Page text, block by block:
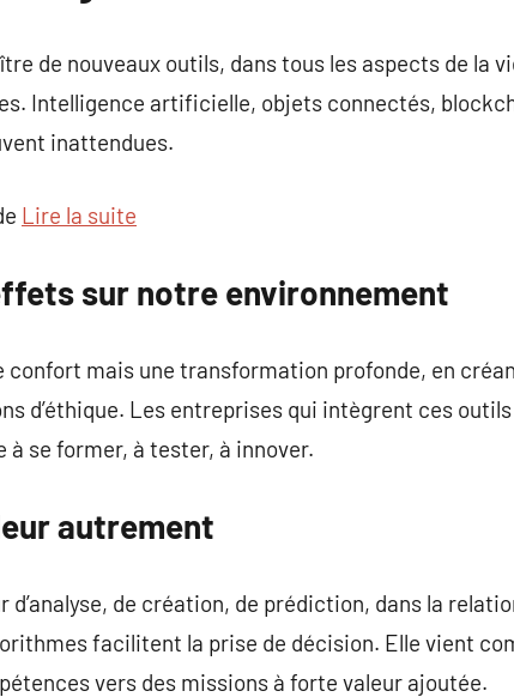
de nouveaux outils, dans tous les aspects de la
Intelligence artificielle, objets connectés,
inattendues.
Lire la suite
sur notre environnement
confort mais une transformation profonde, en
d’éthique. Les entreprises qui intègrent ces
à se former, à tester, à innover.
autrement
d’analyse, de création, de prédiction, dans la
facilitent la prise de décision. Elle vient
vers des missions à forte valeur ajoutée.